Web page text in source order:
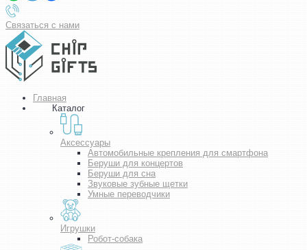
Связаться с нами
Главная
Каталог
Аксессуары
Автомобильные крепления для смартфона
Беруши для концертов
Беруши для сна
Звуковые зубные щетки
Умные переводчики
Игрушки
Робот-собака